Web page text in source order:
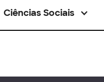
Ciências Sociais